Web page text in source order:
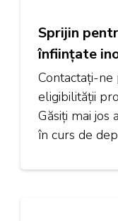
Sprijin
înființate
Contactați-
eligibilității
Găsiți mai
în curs de